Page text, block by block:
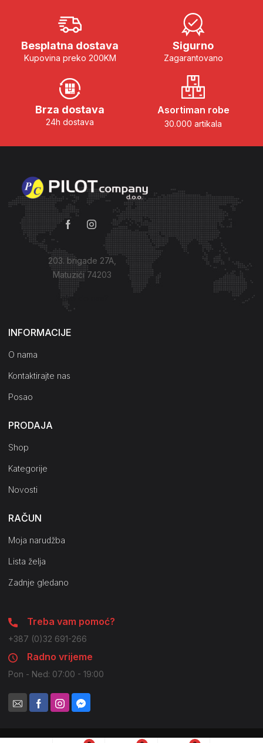
Besplatna dostava
Kupovina preko 200KM
Sigurno
Zagarantovano
Brza dostava
24h dostava
Asortiman robe
30.000 artikala
203. brigade 27A,
Matuzići 74203
Kako do nas?
INFORMACIJE
O nama
Kontaktirajte nas
Posao
PRODAJA
Shop
Kategorije
Novosti
RAČUN
Moja narudžba
Lista želja
Zadnje gledano
Treba vam pomoć?
+387 (0)32 691-266
Radno vrijeme
Pon - Ned: 07:00 - 19:00